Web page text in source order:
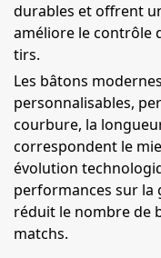
durables et offrent
améliore le contrôle
tirs.
Les bâtons
personnalisables,
courbure, la
correspondent le
évolution
performances sur la
réduit le nombre de
matchs.